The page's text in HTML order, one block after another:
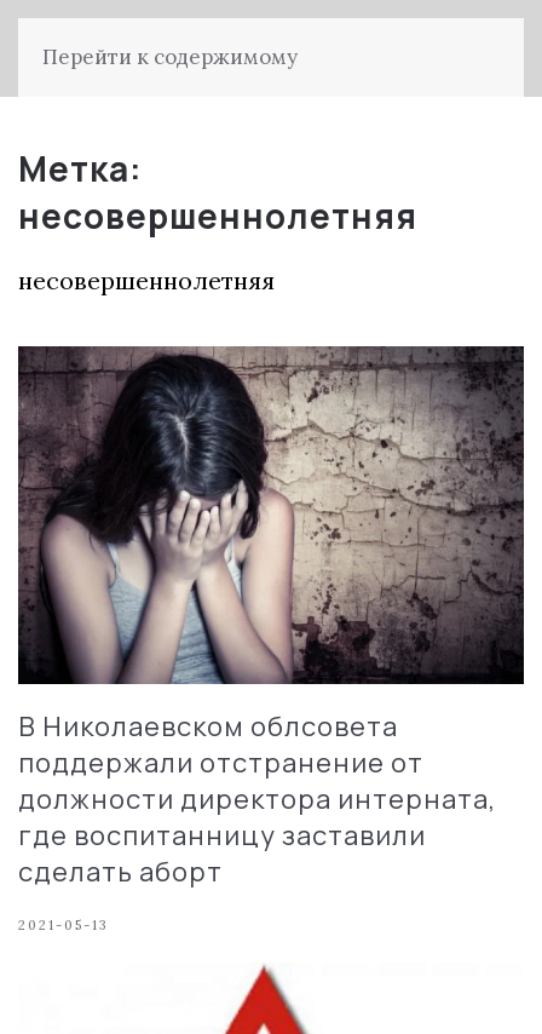
Перейти к содержимому
Метка:
несовершеннолетняя
несовершеннолетняя
В Николаевском облсовета
поддержали отстранение от
должности директора интерната,
где воспитанницу заставили
сделать аборт
2021-05-13